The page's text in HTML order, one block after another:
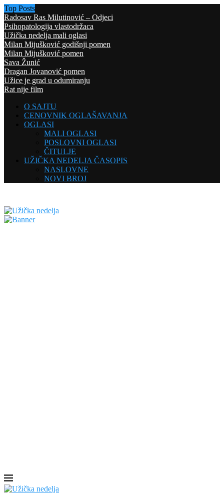
Top Posts
Radosav Ras Milutinović – Odjeci
Psihopatologija vlastodržaca
Užička nedelja mali oglasi
Milan Mijušković godišnji pomen
Milan Mijušković pomen
Sava Žunić
Dragan Jovanović pomen
Užice je grad u odumiranju
Rat nije film
O SAJTU
CENOVNIK OGLAŠAVANJA
OGLASI
MALI OGLASI
POSLOVNI OGLASI
ČITULJE
UŽIČKA NEDELJA ČASOPIS
NASLOVNE
NOVI BROJ